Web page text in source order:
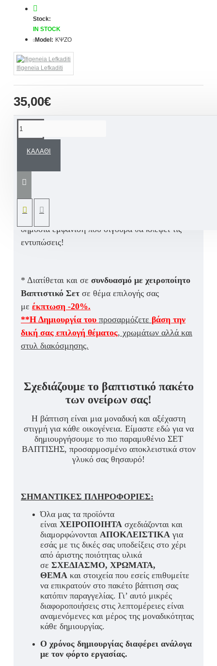
35,00€
Stock:
IN STOCK
Model: ΚΨΖΟ
Ifigeneia Lefkaditi
ΚΑΛΆΘΙ
παιδιού
επιλογή βαπτιστικού καπέλου για την πρώτη του
δημόσια εμφάνιση που σίγουρα θα κλέψει τις
εντυπώσεις!
* Διατίθεται και σε συνδυασμό με χειροποίητο
Βαπτιστικό Σετ σε θέμα επιλογής σας
με έκπτωση -20%.
**Η Δημιουργία του προσαρμόζετε βάση την
δική σας επιλογή θέματος, χρωμάτων αλλά και
στυλ διακόσμησης.
Σχεδιάζουμε το βαπτιστικό πακέτο
των ονείρων σας!
Η βάπτιση είναι μια μοναδική και αξέχαστη
στιγμή για κάθε οικογένεια. Είμαστε εδώ για να
δημιουργήσουμε το πιο παραμυθένιο ΣΕΤ
ΒΑΠΤΙΣΗΣ, προσαρμοσμένο αποκλειστικά στον
γλυκό σας θησαυρό!
ΣΗΜΑΝΤΙΚΕΣ ΠΛΗΡΟΦΟΡΙΕΣ:
Όλα μας τα προϊόντα
είναι ΧΕΙΡΟΠΟΙΗΤΑ σχεδιάζονται και
διαμορφώνονται ΑΠΟΚΛΕΙΣΤΙΚΑ για
εσάς με τις δικές σας υποδείξεις στο χέρι
από άριστης ποιότητας υλικά
σε ΣΧΕΔΙΑΣΜΟ, ΧΡΩΜΑΤΑ,
ΘΕΜΑ και στοιχεία που εσείς επιθυμείτε
να επικρατούν στο πακέτο βάπτιση σας
κατόπιν παραγγελίας. Γι’ αυτό μικρές
διαφοροποιήσεις στις λεπτομέρειες είναι
αναμενόμενες και μέρος της μοναδικότητας
κάθε δημιουργίας.
Ο χρόνος δημιουργίας διαφέρει ανάλογα
με τον φόρτο εργασίας.